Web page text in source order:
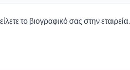
το βιογραφικό σας στην εταιρεία.